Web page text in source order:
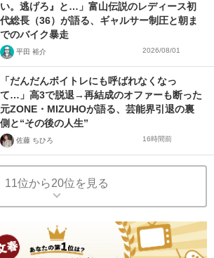
い。逃げろ』と…」富山伝説のレディース初
代総長（36）が語る、ギャルサー制圧と朝ま
でのバイク暴走
平田 裕介 2026/08/01
「だんだんボイトレにも呼ばれなくなっ
て…」高3で脱退→再結成のオファーも断った
元ZONE・MIZUHOが語る、芸能界引退の裏
側と“その後の人生”
佐藤 ちひろ 16時間前
11位から20位を見る